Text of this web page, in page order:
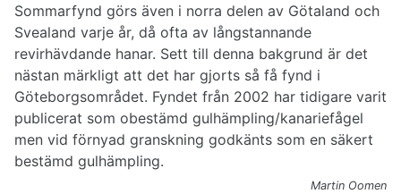
Sommarfynd görs även i norra delen av Götaland och
Svealand varje år, då ofta av långstannande
revirhävdande hanar. Sett till denna bakgrund är det
nästan märkligt att det har gjorts så få fynd i
Göteborgsområdet. Fyndet från 2002 har tidigare varit
publicerat som obestämd gulhämpling/kanariefågel
men vid förnyad granskning godkänts som en säkert
bestämd gulhämpling.
Martin Oomen